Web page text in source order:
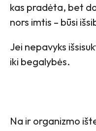
kas pradėta, bet
nors imtis – būsi
Jei nepavyks
iki begalybės.
Na ir organizmo